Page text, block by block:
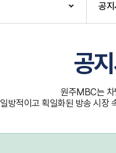
공
공
원주MBC는 차
일방적이고 획일화된 방송 시장